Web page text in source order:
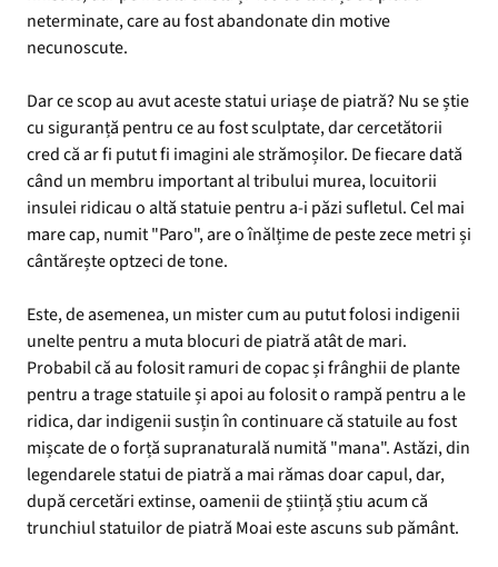
neterminate, care au fost abandonate din motive
necunoscute.
Dar ce scop au avut aceste statui uriașe de piatră? Nu se știe
cu siguranță pentru ce au fost sculptate, dar cercetătorii
cred că ar fi putut fi imagini ale strămoșilor. De fiecare dată
când un membru important al tribului murea, locuitorii
insulei ridicau o altă statuie pentru a-i păzi sufletul. Cel mai
mare cap, numit "Paro", are o înălțime de peste zece metri și
cântărește optzeci de tone.
Este, de asemenea, un mister cum au putut folosi indigenii
unelte pentru a muta blocuri de piatră atât de mari.
Probabil că au folosit ramuri de copac și frânghii de plante
pentru a trage statuile și apoi au folosit o rampă pentru a le
ridica, dar indigenii susțin în continuare că statuile au fost
mișcate de o forță supranaturală numită "mana". Astăzi, din
legendarele statui de piatră a mai rămas doar capul, dar,
după cercetări extinse, oamenii de știință știu acum că
trunchiul statuilor de piatră Moai este ascuns sub pământ.